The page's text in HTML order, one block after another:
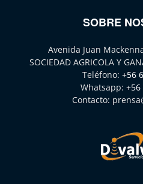
SOBRE
Avenida Juan
SOCIEDAD AGRICOLA Y
Teléfono: +56
Whatsapp: +56
Contacto: